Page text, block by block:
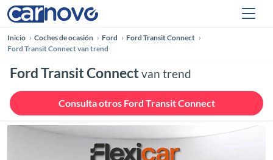
Inicio Coches de ocasión Ford
Ford Transit Connect
Ford Transit Connect van trend
Ford Transit Connectvan trend
Consulta otros Ford Transit Connect